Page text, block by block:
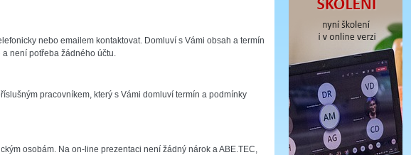
nebo emailem kontaktovat. Domluví s Vámi obsah a termín
není potřeba žádného účtu.
pracovníkem, který s Vámi domluví termín a podmínky
osobám. Na on-line prezentaci není žádný nárok a ABE.TEC,